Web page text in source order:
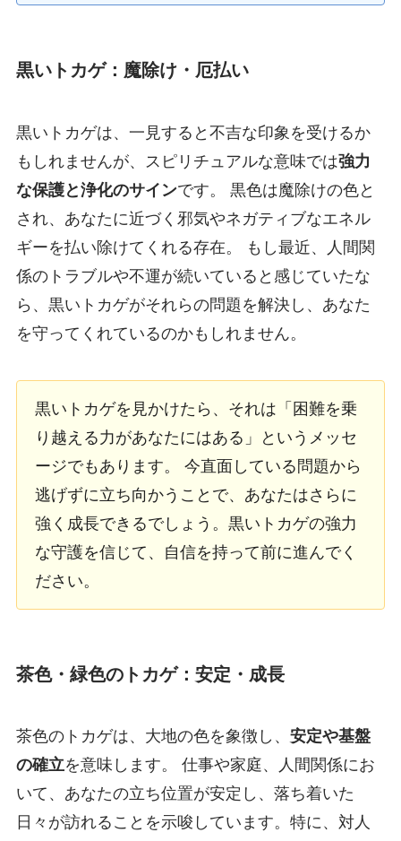
黒いトカゲ：魔除け・厄払い
黒いトカゲは、一見すると不吉な印象を受けるか
もしれませんが、スピリチュアルな意味では強力
な保護と浄化のサインです。 黒色は魔除けの色と
され、あなたに近づく邪気やネガティブなエネル
ギーを払い除けてくれる存在。 もし最近、人間関
係のトラブルや不運が続いていると感じていたな
ら、黒いトカゲがそれらの問題を解決し、あなた
を守ってくれているのかもしれません。
黒いトカゲを見かけたら、それは「困難を乗
り越える力があなたにはある」というメッセ
ージでもあります。 今直面している問題から
逃げずに立ち向かうことで、あなたはさらに
強く成長できるでしょう。黒いトカゲの強力
な守護を信じて、自信を持って前に進んでく
ださい。
茶色・緑色のトカゲ：安定・成長
茶色のトカゲは、大地の色を象徴し、 安定や基盤
の確立を意味します。 仕事や家庭、人間関係にお
いて、あなたの立ち位置が安定し、落ち着いた
日々が訪れることを示唆しています。特に、対人